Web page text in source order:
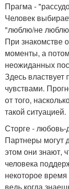
Прагма -
Человек
"люблю/не
При знакомстве
моменты, а
неожиданных
Здесь
чувствами.
от того,
такой ситуацией.
Сторге - любовь-
Партнеры могут
этом они знают,
человека
некоторое